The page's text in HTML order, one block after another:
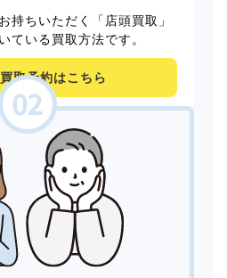
持ちいただく「店頭買取」
ている買取方法です。
取予約はこちら